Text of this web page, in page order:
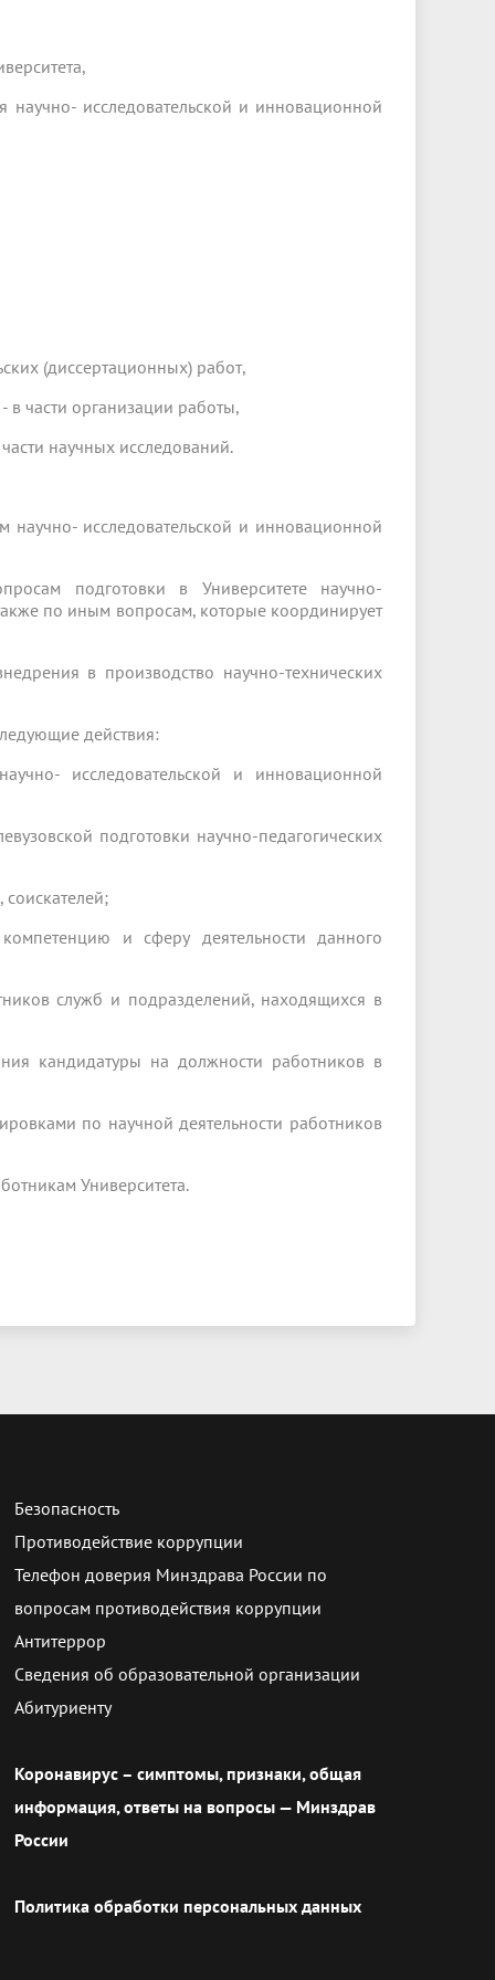
научно- исследовательской и инновационной
(диссертационных) работ,
в части организации работы,
научных исследований.
исследовательской и инновационной
подготовки в Университете научно-
по иным вопросам, которые координирует
в производство научно-технических
действия:
исследовательской и инновационной
подготовки научно-педагогических
и сферу деятельности данного
служб и подразделений, находящихся в
кандидатуры на должности работников в
по научной деятельности работников
Университета.
Безопасность
Противодействие коррупции
Телефон доверия Минздрава России по
вопросам противодействия коррупции
Антитеррор
Сведения об образовательной организации
Абитуриенту
Коронавирус – симптомы, признаки, общая
информация, ответы на вопросы — Минздрав
России
Политика обработки персональных данных